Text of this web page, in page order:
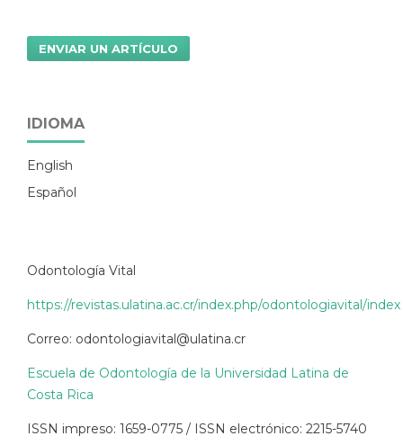
ENVIAR UN ARTÍCULO
IDIOMA
English
Español
Odontología Vital
https://revistas.ulatina.ac.cr/index.php/odontologiavital/index
Correo: odontologiavital@ulatina.cr
Escuela de Odontología de la Universidad Latina de
Costa Rica
ISSN impreso: 1659-0775 / ISSN electrónico: 2215-5740